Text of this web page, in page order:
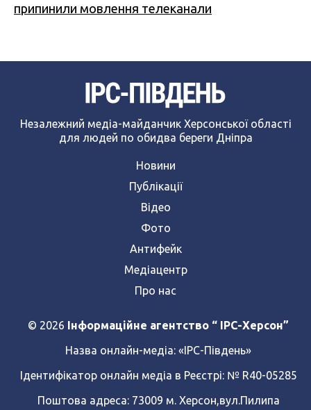
припинили мовлення телеканали
Незалежний медіа-майданчик Херсонської області
для людей по обидва береги Дніпра
Новини
Публікації
Відео
Фото
Антифейк
Медіацентр
Про нас
© 2026 Інформаційне агентство “ IPC-Херсон”
Назва онлайн-медіа: «ІРС-Південь»
Ідентифікатор онлайн медіа в Реєстрі: № R40-05285
Поштова адреса: 73009 м. Херсон,вул.Пилипа